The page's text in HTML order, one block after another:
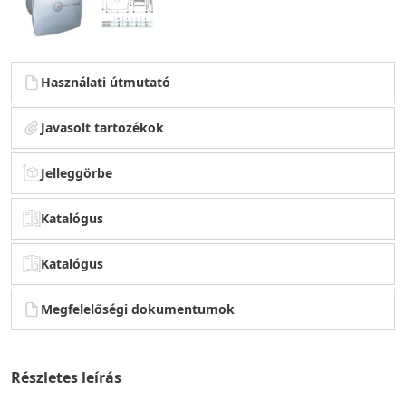
Használati útmutató
Javasolt tartozékok
Jelleggörbe
Katalógus
Katalógus
Megfelelőségi dokumentumok
Részletes leírás